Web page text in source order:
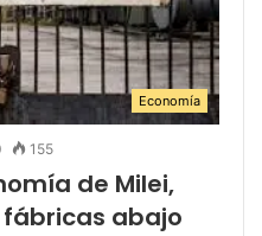
Economía
155
de Milei,
abajo